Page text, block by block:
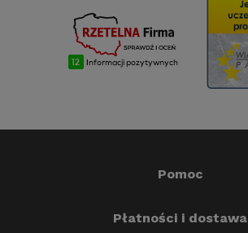
Pomoc
Płatności i dostawa